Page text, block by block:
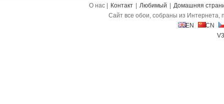
О нас | Контакт Любимый
Домашняя
Сайт все обои, собраны из Интернета,
EN
CN